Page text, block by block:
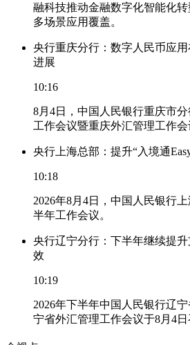
融科技推动金融数字化智能化
多场景应用覆盖。
央行重庆分行：数字人民币应
进展
10:16
8月4日，中国人民银行重庆市
工作会议暨重庆外汇管理工作会
央行上海总部：提升“入境通
10:18
2026年8月4日，中国人民银行
半年工作会议。
央行辽宁分行：下半年继续提
效
10:19
2026年下半年中国人民银行辽
宁省外汇管理工作会议于8月4日